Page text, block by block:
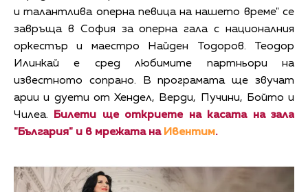
и талантлива оперна певица на нашето време" се
завръща в София за оперна гала с националния
оркестър и маестро Найден Тодоров. Теодор
Илинкай е сред любимите партньори на
известното сопрано. В програмата ще звучат
арии и дуети от Хендел, Верди, Пучини, Бойто и
Чилеа.
Билети ще откриете на касата на зала
"България" и в мрежата на Ивентим.